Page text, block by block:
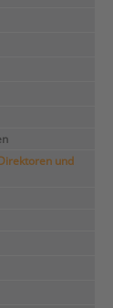
und